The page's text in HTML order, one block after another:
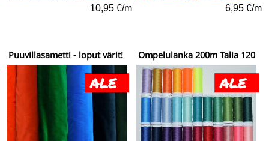
10,95 €/m 6,95 €/m
Puuvillasametti - loput värit! Ompelulanka 200m Talia 120